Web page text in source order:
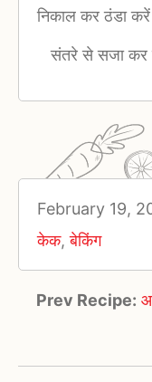
निकाल कर ठंडा
संतरे से सजा कर
February 19,
केक,बेकिंग
Prev Recipe: